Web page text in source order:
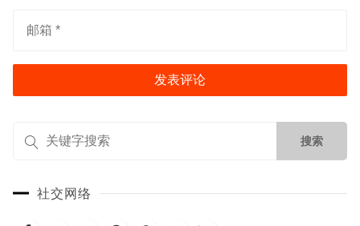
社交网络